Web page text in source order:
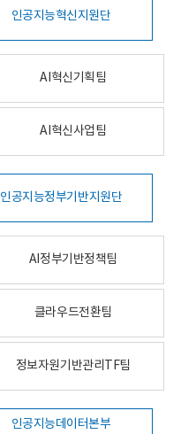
인공지능혁신지원단
AI혁신기획팀
AI혁신사업팀
인공지능정부기반지원단
AI정부기반정책팀
클라우드전환팀
정보자원기반관리TF팀
인공지능데이터본부